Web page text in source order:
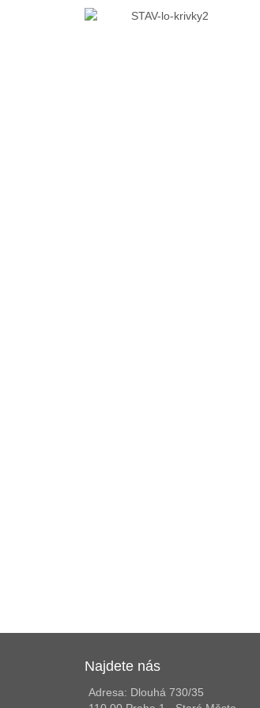
Najdete nás
Adresa: Dlouhá 730/35